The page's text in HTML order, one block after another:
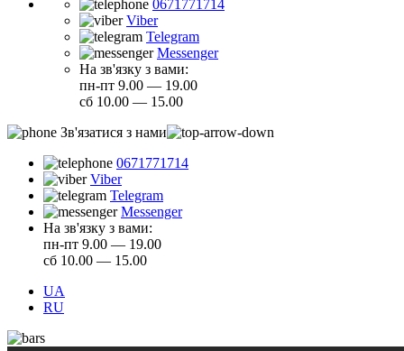
0671771714
Viber
Telegram
Messenger
На зв'язку з вами:
пн-пт 9.00 — 19.00
сб 10.00 — 15.00
Зв'язатися з нами
0671771714
Viber
Telegram
Messenger
На зв'язку з вами:
пн-пт 9.00 — 19.00
сб 10.00 — 15.00
UA
RU